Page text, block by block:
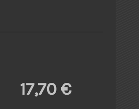
17,70 €